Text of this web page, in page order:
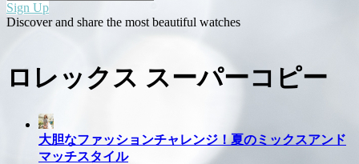
Sign Up
Discover and share the most beautiful watches
ロレックス スーパーコピー
大胆なファッションチャレンジ！夏のミックスアンド
マッチスタイル